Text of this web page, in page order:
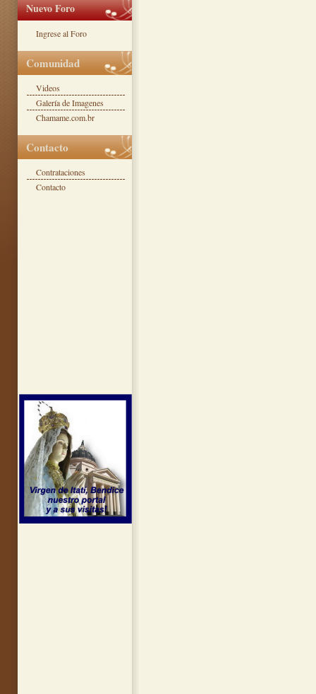
Nuevo Foro
Ingrese al Foro
Comunidad
Videos
Galería de Imagenes
Chamame.com.br
Contacto
Contrataciones
Contacto